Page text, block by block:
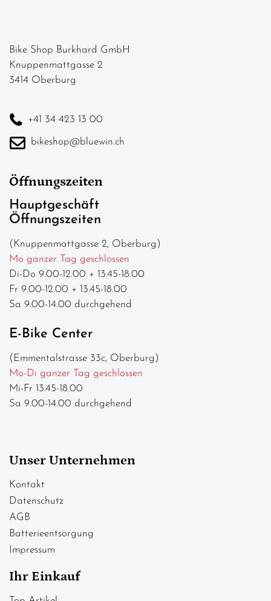
Bike Shop Burkhard GmbH
Knuppenmattgasse 2
3414 Oberburg
+41 34 423 13 00
bikeshop@bluewin.ch
Öffnungszeiten
Hauptgeschäft
Öffnungszeiten
(Knuppenmattgasse 2, Oberburg)
Mo ganzer Tag geschlossen
Di-Do 9.00-12.00 + 13.45-18.00
Fr 9.00-12.00 + 13.45-18.00
Sa 9.00-14.00 durchgehend
E-Bike Center
(Emmentalstrasse 33c, Oberburg)
Mo-Di ganzer Tag geschlossen
Mi-Fr 13.45-18.00
Sa 9.00-14.00 durchgehend
Unser Unternehmen
Kontakt
Datenschutz
AGB
Batterieentsorgung
Impressum
Ihr Einkauf